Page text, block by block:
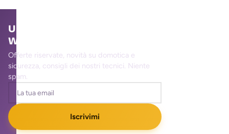
Unisciti alla community
WallMall
Offerte riservate, novità su domotica e
sicurezza, consigli dei nostri tecnici. Niente
spam.
Iscrivimi